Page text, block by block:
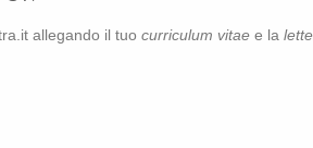
al­le­gan­do il tuo cur­ri­cu­lum vitae e la